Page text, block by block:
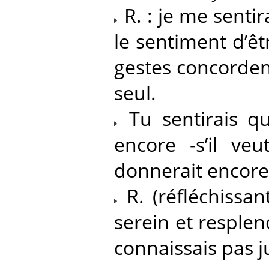
R. : je me
le sentiment
gestes
seul.
Tu sentirais
encore -s’il
donnerait
R.
serein et
connaissais pas